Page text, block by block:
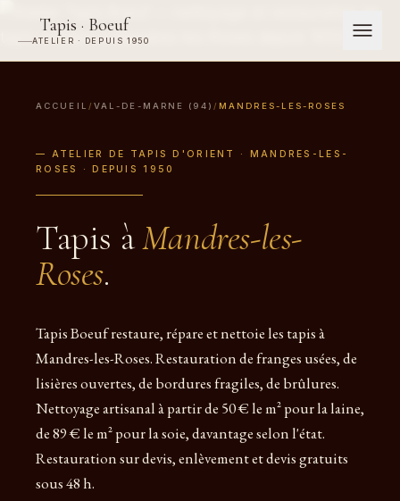
Tapis · Boeuf
ATELIER · DEPUIS 1950
ACCUEIL / VAL-DE-MARNE (94) / MANDRES-LES-ROSES
— ATELIER DE TAPIS D'ORIENT · MANDRES-LES-
ROSES · DEPUIS 1950
Tapis àMandres-les-
Roses.
Tapis Boeuf restaure, répare et nettoie les tapis à
Mandres-les-Roses. Restauration de franges usées, de
lisières ouvertes, de bordures fragiles, de brûlures.
Nettoyage artisanal à partir de 50 € le m² pour la laine,
de 89 € le m² pour la soie, davantage selon l'état.
Restauration sur devis, enlèvement et devis gratuits
sous 48 h.